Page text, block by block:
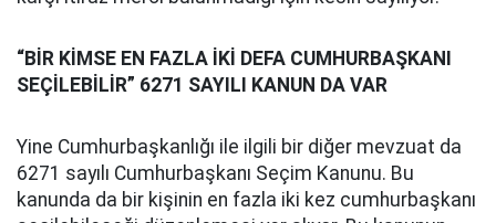
“BİR KİMSE EN FAZLA İKİ DEFA CUMHURBAŞKANI
SEÇİLEBİLİR” 6271 SAYILI KANUN DA VAR
Yine Cumhurbaşkanlığı ile ilgili bir diğer mevzuat da
6271 sayılı Cumhurbaşkanı Seçim Kanunu. Bu
kanunda da bir kişinin en fazla iki kez cumhurbaşkanı